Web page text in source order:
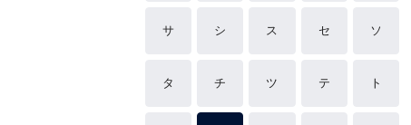
サ シ ス セ ソ
タ チ ツ テ ト